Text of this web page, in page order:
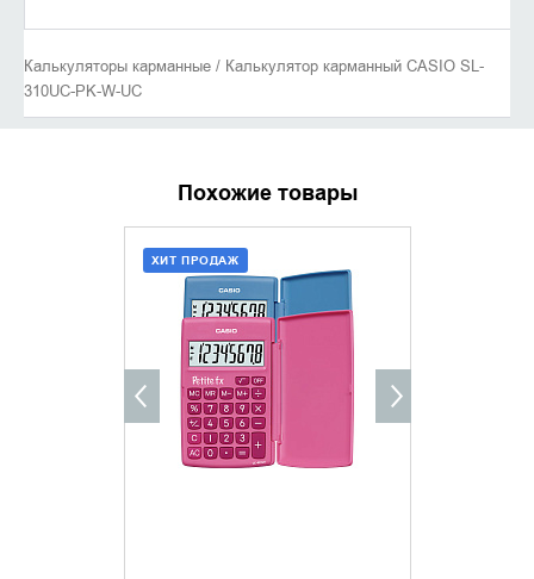
Калькуляторы карманные / Калькулятор карманный CASIO SL-
310UC-PK-W-UC
Похожие товары
ХИТ ПРОДАЖ
ДОБАВИТЬ В КОРЗИНУ
КУПИТЬ В 1 КЛИК